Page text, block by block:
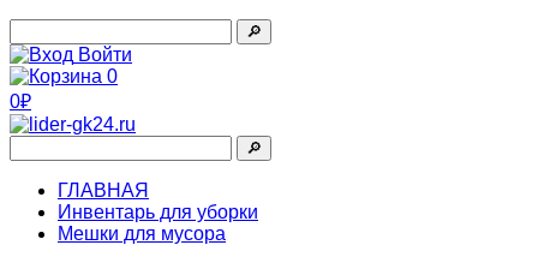
🔎︎
Войти
0
0₽
🔎︎
ГЛАВНАЯ
Инвентарь для уборки
Мешки для мусора